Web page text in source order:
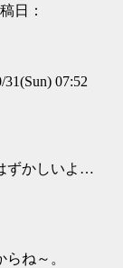
日：
07:52
ずかしいよ…
ね～。